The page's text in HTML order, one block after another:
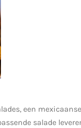
een
salade